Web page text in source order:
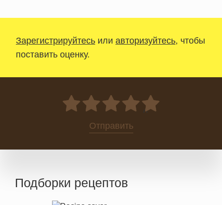
Зарегистрируйтесь или авторизуйтесь, чтобы
поставить оценку.
0
Отправить
Подборки рецептов